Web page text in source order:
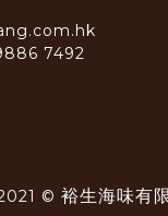
7492
© 裕生海味有